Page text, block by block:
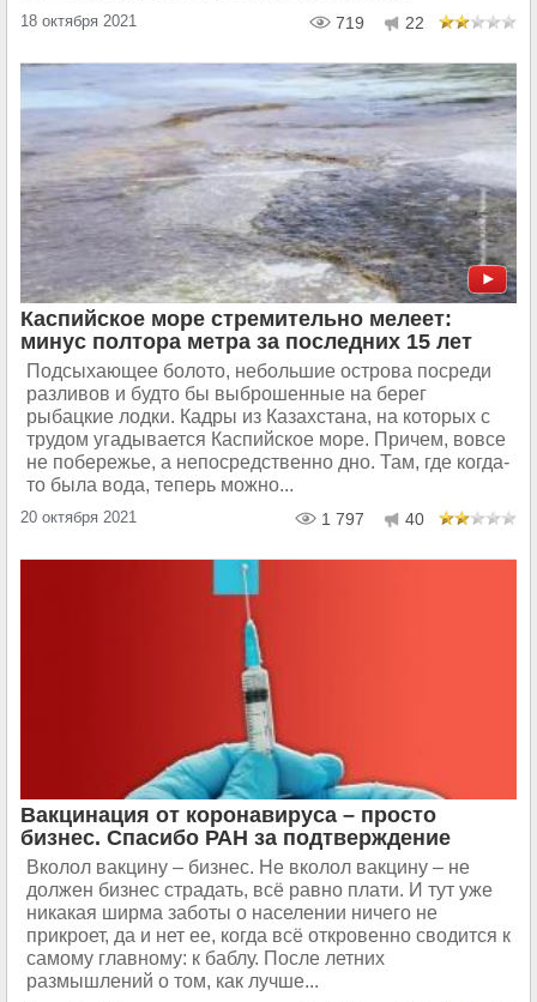
18 октября 2021 719 22
Каспийское море стремительно мелеет:
минус полтора метра за последних 15 лет
Подсыхающее болото, небольшие острова посреди
разливов и будто бы выброшенные на берег
рыбацкие лодки. Кадры из Казахстана, на которых с
трудом угадывается Каспийское море. Причем, вовсе
не побережье, а непосредственно дно. Там, где когда-
то была вода, теперь можно...
20 октября 2021 1 797 40
Вакцинация от коронавируса – просто
бизнес. Спасибо РАН за подтверждение
Вколол вакцину – бизнес. Не вколол вакцину – не
должен бизнес страдать, всё равно плати. И тут уже
никакая ширма заботы о населении ничего не
прикроет, да и нет ее, когда всё откровенно сводится к
самому главному: к баблу. После летних
размышлений о том, как лучше...